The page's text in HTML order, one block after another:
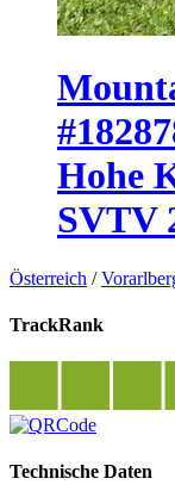
Hohe
SVTV
Österreich /
TrackRank
Technische Daten